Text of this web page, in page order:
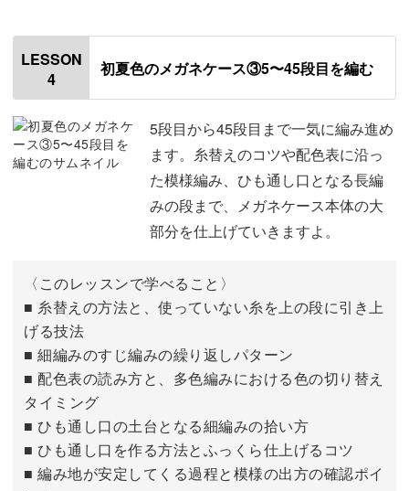
完成した作品を使うたびに、他にはない自分だけのデザイ
ンにきっと満たされますよ。
初夏の陽射しに映える爽やかな色合いと軽やかさを、ぜひ
楽しんでくださいね！
3段目を編む
4段目を編む
LESSON
4
初夏色のメガネケース③5〜45段目を編む
5段目から45段目まで一気に編み進め
ます。糸替えのコツや配色表に沿っ
た模様編み、ひも通し口となる長編
みの段まで、メガネケース本体の大
部分を仕上げていきますよ。
〈このレッスンで学べること〉
■ 糸替えの方法と、使っていない糸を上の段に引き上
げる技法
■ 細編みのすじ編みの繰り返しパターン
■ 配色表の読み方と、多色編みにおける色の切り替え
タイミング
■ ひも通し口の土台となる細編みの拾い方
■ ひも通し口を作る方法とふっくら仕上げるコツ
■ 編み地が安定してくる過程と模様の出方の確認ポイ